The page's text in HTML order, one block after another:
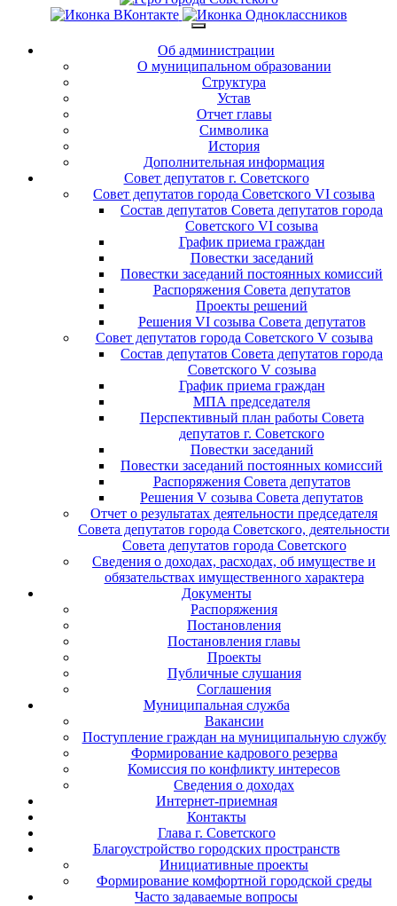
Об администрации
О муниципальном образовании
Структура
Устав
Отчет главы
Символика
История
Дополнительная информация
Совет депутатов г. Советского
Совет депутатов города Советского VI созыва
Состав депутатов Совета депутатов города
Советского VI созыва
График приема граждан
Повестки заседаний
Повестки заседаний постоянных комиссий
Распоряжения Совета депутатов
Проекты решений
Решения VI созыва Совета депутатов
Совет депутатов города Советского V созыва
Состав депутатов Совета депутатов города
Советского V созыва
График приема граждан
МПА председателя
Перспективный план работы Совета
депутатов г. Советского
Повестки заседаний
Повестки заседаний постоянных комиссий
Распоряжения Совета депутатов
Решения V созыва Совета депутатов
Отчет о результатах деятельности председателя
Совета депутатов города Советского, деятельности
Совета депутатов города Советского
Сведения о доходах, расходах, об имуществе и
обязательствах имущественного характера
Документы
Распоряжения
Постановления
Постановления главы
Проекты
Публичные слушания
Соглашения
Муниципальная служба
Вакансии
Поступление граждан на муниципальную службу
Формирование кадрового резерва
Комиссия по конфликту интересов
Сведения о доходах
Интернет-приемная
Контакты
Глава г. Советского
Благоустройство городских пространств
Инициативные проекты
Формирование комфортной городской среды
Часто задаваемые вопросы